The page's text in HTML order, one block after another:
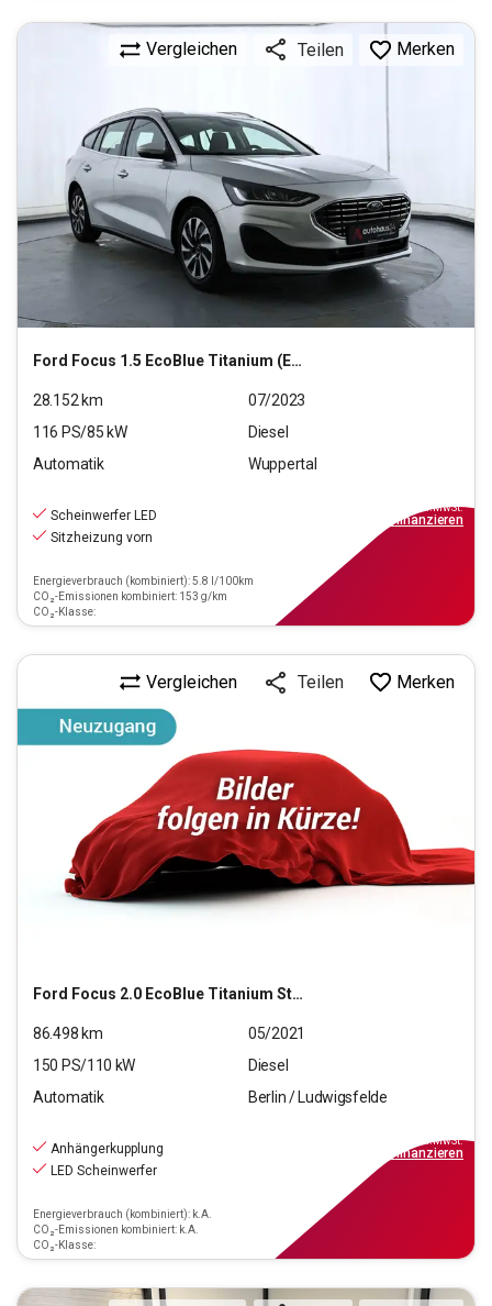
Ford Focus 1.5 EcoBlue Titanium (EURO 6d)
Vergleichen Teilen Merken
28.152km
07/2023
116 PS/85 kW
Diesel
Automatik
Wuppertal
Scheinwerfer LED
Sitzheizung vorn
Energieverbrauch (kombiniert): 5.8 l/100km
CO₂-Emissionen kombiniert: 153 g/km
CO₂-Klasse:
inkl.MwSt.
finanzieren
Ford Focus 2.0 EcoBlue Titanium Start/Stopp (EURO 6d)
Vergleichen Teilen Merken
86.498 km
05/2021
150 PS/110 kW
Diesel
Automatik
Berlin / Ludwigsfelde
Anhängerkupplung
LED Scheinwerfer
Energieverbrauch (kombiniert): k.A.
CO₂-Emissionen kombiniert: k.A.
CO₂-Klasse:
inkl.MwSt.
finanzieren